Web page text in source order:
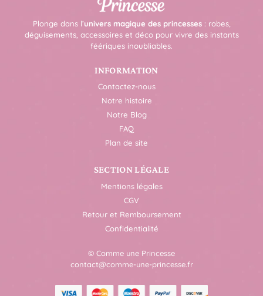
Plonge dans l’univers magique des princesses: robes,
déguisements, accessoires et déco pour vivre des instants
féériques inoubliables.
INFORMATION
Contactez-nous
Notre histoire
Notre Blog
FAQ
Plan de site
SECTION LÉGALE
Mentions légales
CGV
Retour et Remboursement
Confidentialité
© Comme une Princesse
contact@comme-une-princesse.fr